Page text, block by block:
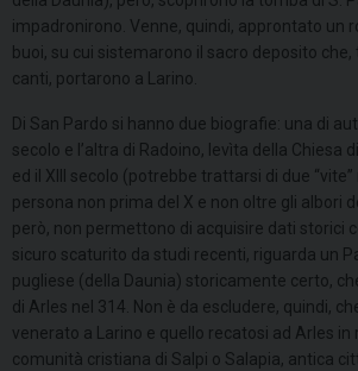
impadronirono. Venne, quindi, approntato un
buoi, su cui sistemarono il sacro deposito
canti, portarono a Larino.
Di San Pardo si hanno due biografie: una di
secolo e l’altra di Radoino, levìta della Chiesa
ed il XIII secolo (potrebbe trattarsi di due
persona non prima del X e non oltre gli albori
però, non permettono di acquisire dati storici
sicuro scaturito da studi recenti, riguarda un
pugliese (della Daunia) storicamente certo,
di Arles nel 314. Non è da escludere, quindi,
venerato a Larino e quello recatosi ad Arles
comunità cristiana di Salpi o Salapia, antica